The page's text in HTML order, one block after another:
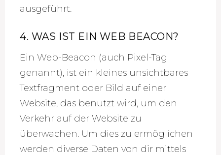
ausgeführt.
4. WAS IST EIN WEB BEACON?
Ein Web-Beacon (auch Pixel-Tag
genannt), ist ein kleines unsichtbares
Textfragment oder Bild auf einer
Website, das benutzt wird, um den
Verkehr auf der Website zu
überwachen. Um dies zu ermöglichen
werden diverse Daten von dir mittels